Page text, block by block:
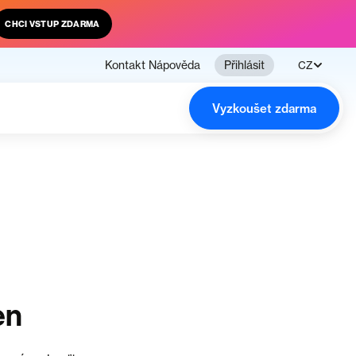
CHCI VSTUP ZDARMA
Kontakt Nápověda Přihlásit CZ
Vyzkoušet zdarma